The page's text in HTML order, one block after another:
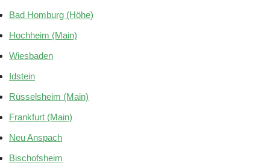
Bad Homburg (Höhe)
Hochheim (Main)
Wiesbaden
Idstein
Rüsselsheim (Main)
Frankfurt (Main)
Neu Anspach
Bischofsheim